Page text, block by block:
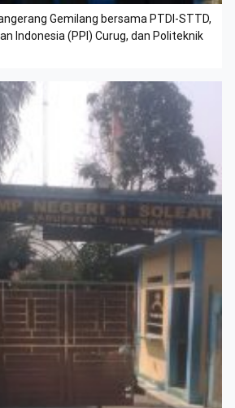
Gemilang bersama PTDI-STTD,
Indonesia (PPI) Curug, dan Politeknik